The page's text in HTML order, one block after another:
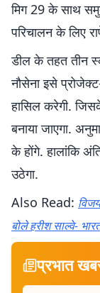
मिग 29 के साथ
परिचालन के लिए
डील के तहत तीन
नौसेना इसे
हासिल करेगी.
बनाया जाएगा.
के होंगे. हालांकि
उठेगा.
Also Read:
बोले हरीश साल्वे-
प्रभात